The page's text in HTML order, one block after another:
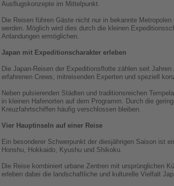
Ausflugskonzepte im Mittelpunkt.
Die Reisen führen Gäste nicht nur in bekannte
werden. Möglich wird dies durch die kleinen
Anlandungen ermöglichen.
Japan mit Expeditionscharakter erleben
Die Japan-Reisen der Expeditionsflotte zählen seit
erfahrenen Crews, mitreisenden Experten und speziell
Neben pulsierenden Städten und traditionsreichen
in kleinen Hafenorten auf dem Programm. Durch die
Kreuzfahrtschiffen häufig verschlossen bleiben.
Vier Hauptinseln auf einer Reise
Ein besonderer Schwerpunkt der diesjährigen Saison ist
Honshu, Hokkaido, Kyushu und Shikoku.
Die Reise kombiniert urbane Zentren mit ursprünglichen
erleben dabei die landschaftliche und kulturelle Vielfalt